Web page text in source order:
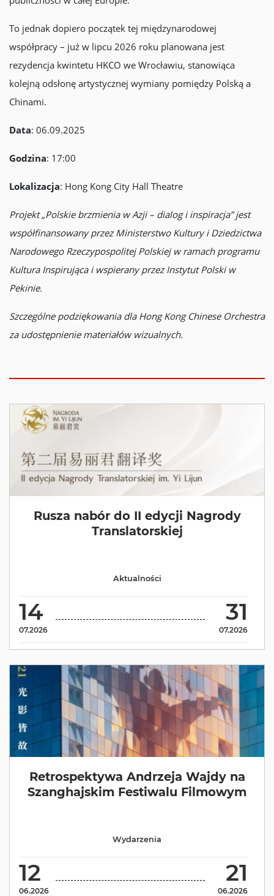
To jednak dopiero początek tej międzynarodowej
współpracy – już w lipcu 2026 roku planowana jest
rezydencja kwintetu HKCO we Wrocławiu, stanowiąca
kolejną odsłonę artystycznej wymiany pomiędzy Polską a
Chinami.
Data: 06.09.2025
Godzina: 17:00
Lokalizacja: Hong Kong City Hall Theatre
Projekt „Polskie brzmienia w Azji – dialog i inspiracja” jest
współfinansowany przez Ministerstwo Kultury i Dziedzictwa
Narodowego Rzeczypospolitej Polskiej w ramach programu
Kultura Inspirująca i wspierany przez Instytut Polski w
Pekinie.
Szczególne podziękowania dla Hong Kong Chinese Orchestra
za udostępnienie materiałów wizualnych.
Rusza nabór do II edycji Nagrody
Translatorskiej
14
07.2026
31
07.2026
Aktualności
Retrospektywa Andrzeja Wajdy na
Szanghajskim Festiwalu Filmowym
12
06.2026
21
06.2026
Wydarzenia